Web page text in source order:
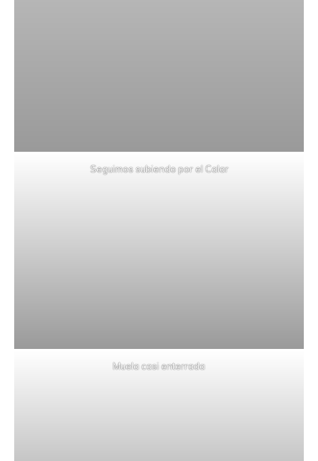
Seguimos subiendo por el Calar
Muela casi enterrada